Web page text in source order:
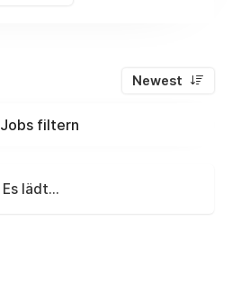
Newest
Jobs filtern
Es lädt...